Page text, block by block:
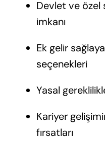
Devlet ve özel
imkanı
Ek gelir
seçenekleri
Yasal
Kariyer
fırsatları